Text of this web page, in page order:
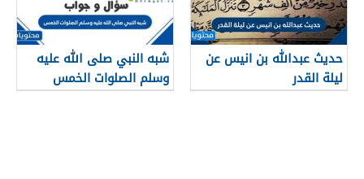
حديث عبدالله بن انيس عن
ليلة القدر
شبه النبي صلى الله عليه
وسلم الصلوات الخمس